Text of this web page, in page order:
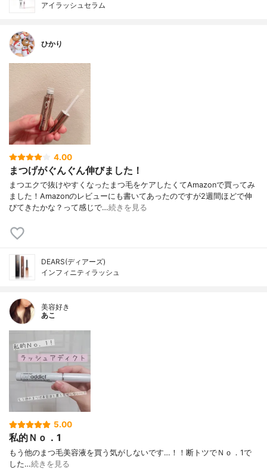
アイラッシュセラム
ひかり
4.00
まつげがぐんぐん伸びました！
まつエクで抜けやすくなったまつ毛をケアしたくてAmazonで買ってみ
ました！Amazonのレビューにも書いてあったのですが2週間ほどで伸
びてきたかな？って感じで…続きを見る
DEARS(ディアーズ)
インフィニティラッシュ
美容好き
あこ
5.00
私的Ｎｏ．1
もう他のまつ毛美容液を買う気がしないです…！！断トツでＮｏ．1で
した…続きを見る